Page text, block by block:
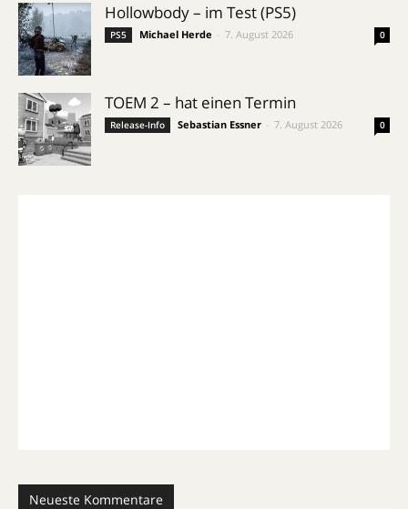
Hollowbody – im Test (PS5)
PS5 Michael Herde 7. August 2026 0
TOEM 2 – hat einen Termin
Release-Info Sebastian Essner 7. August 2026 0
Neueste Kommentare